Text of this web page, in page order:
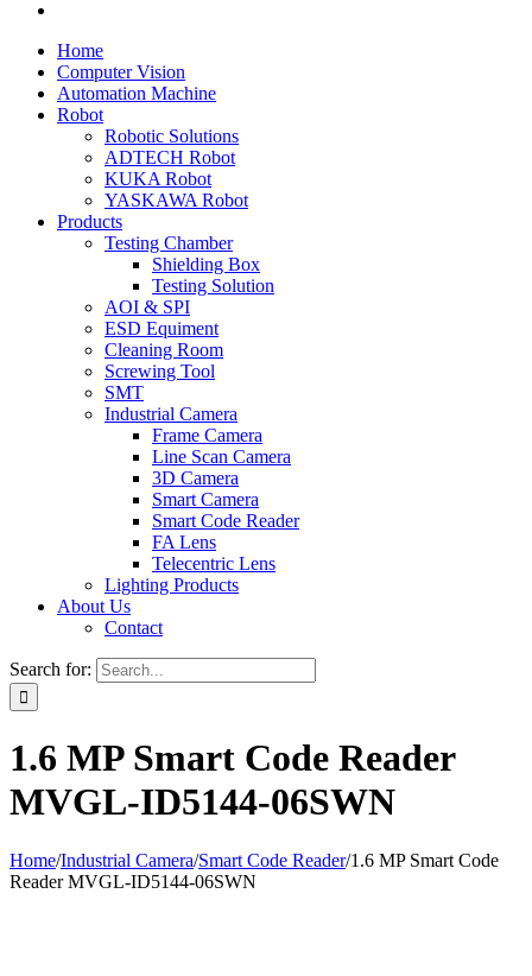
Home
Computer Vision
Automation Machine
Robot
Robotic Solutions
ADTECH Robot
KUKA Robot
YASKAWA Robot
Products
Testing Chamber
Shielding Box
Testing Solution
AOI & SPI
ESD Equiment
Cleaning Room
Screwing Tool
SMT
Industrial Camera
Frame Camera
Line Scan Camera
3D Camera
Smart Camera
Smart Code Reader
FA Lens
Telecentric Lens
Lighting Products
About Us
Contact
Search for:
1.6 MP Smart Code Reader
MVGL-ID5144-06SWN
Home/Industrial Camera/Smart Code Reader/1.6 MP Smart Code
Reader MVGL-ID5144-06SWN